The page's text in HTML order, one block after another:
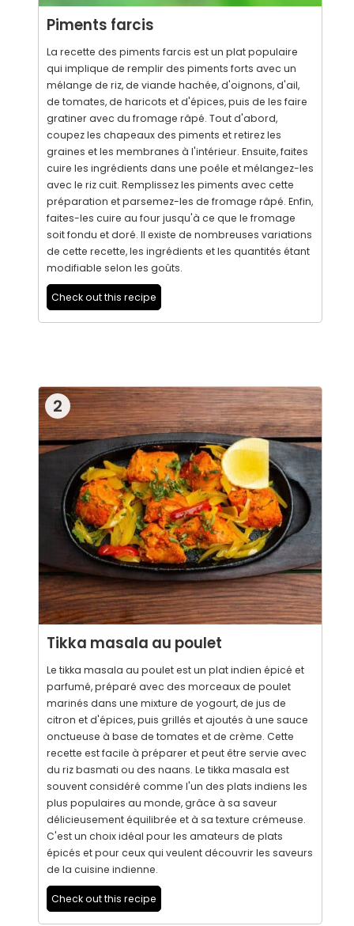
Piments farcis
La recette des piments farcis est un plat populaire
qui implique de remplir des piments forts avec un
mélange de riz, de viande hachée, d'oignons, d'ail,
de tomates, de haricots et d'épices, puis de les faire
gratiner avec du fromage râpé. Tout d'abord,
coupez les chapeaux des piments et retirez les
graines et les membranes à l'intérieur. Ensuite, faites
cuire les ingrédients dans une poêle et mélangez-les
avec le riz cuit. Remplissez les piments avec cette
préparation et parsemez-les de fromage râpé. Enfin,
faites-les cuire au four jusqu'à ce que le fromage
soit fondu et doré. Il existe de nombreuses variations
de cette recette, les ingrédients et les quantités étant
modifiable selon les goûts.
Check out this recipe
2
Tikka masala au poulet
Le tikka masala au poulet est un plat indien épicé et
parfumé, préparé avec des morceaux de poulet
marinés dans une mixture de yogourt, de jus de
citron et d'épices, puis grillés et ajoutés à une sauce
onctueuse à base de tomates et de crème. Cette
recette est facile à préparer et peut être servie avec
du riz basmati ou des naans. Le tikka masala est
souvent considéré comme l'un des plats indiens les
plus populaires au monde, grâce à sa saveur
délicieusement équilibrée et à sa texture crémeuse.
C'est un choix idéal pour les amateurs de plats
épicés et pour ceux qui veulent découvrir les saveurs
de la cuisine indienne.
Check out this recipe